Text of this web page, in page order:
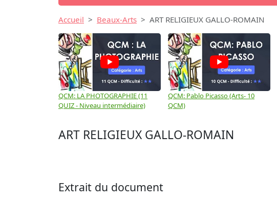
Accueil Beaux-Arts ART RELIGIEUX GALLO-ROMAIN
QCM: LA PHOTOGRAPHIE (11
QUIZ - Niveau intermédiaire)
QCM: Pablo Picasso (Arts- 10
QCM)
ART RELIGIEUX GALLO-ROMAIN
Extrait du document